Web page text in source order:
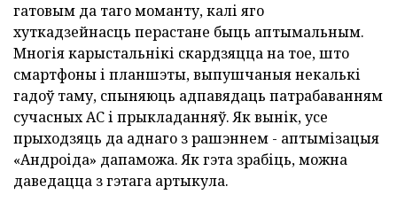
гатовым да таго моманту, калі яго
хуткадзейнасць перастане быць аптымальным.
Многія карыстальнікі скардзяцца на тое, што
смартфоны і планшэты, выпушчаныя некалькі
гадоў таму, спыняюць адпавядаць патрабаванням
сучасных АС і прыкладанняў. Як вынік, усе
прыходзяць да аднаго з рашэннем - аптымізацыя
«Андроіда» дапаможа. Як гэта зрабіць, можна
даведацца з гэтага артыкула.